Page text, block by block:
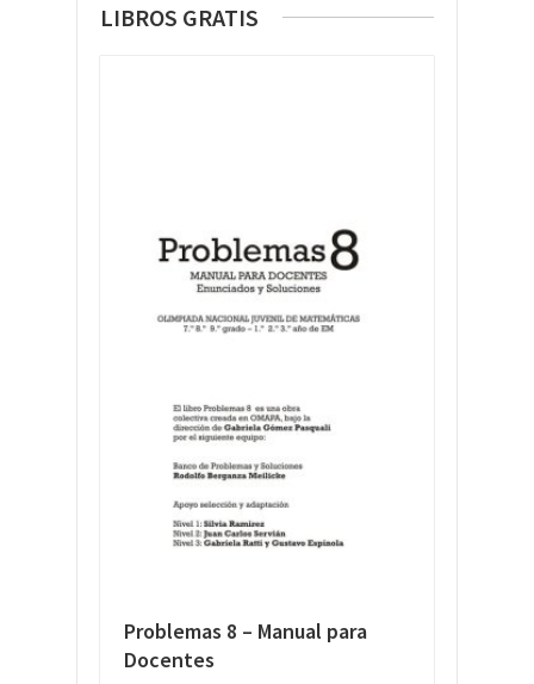
LIBROS GRATIS
Problemas 8 – Manual para
Docentes